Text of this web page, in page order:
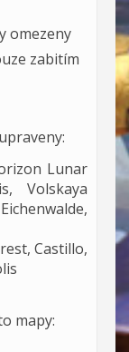
omezeny
zabitím
Lunar
Volskaya
Castillo,
mapy: